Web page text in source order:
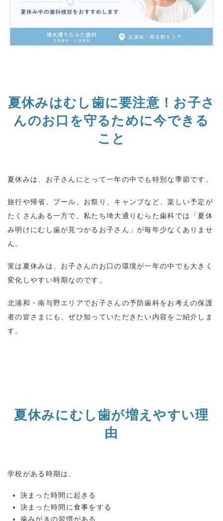
夏休みはむし歯に要注意！お子さ
んのお口を守るために今できる
こと
夏休みは、お子さんにとって一年の中でも特別な季節です。
旅行や帰省、プール、お祭り、キャンプなど、楽しい予定が
たくさんある一方で、私たち埼大通りむらた歯科では「夏休
み明けにむし歯が見つかるお子さん」が毎年少なくありませ
ん。
実は夏休みは、お子さんのお口の環境が一年の中でも大きく
変化しやすい時期なのです。
北浦和・南与野エリアでお子さんの予防歯科をお考えの保護
者の皆さまにも、ぜひ知っていただきたい内容をご紹介しま
す。
夏休みにむし歯が増えやすい理
由
学校がある時期は、
決まった時間に起きる
決まった時間に食事をする
歯みがきの習慣がある